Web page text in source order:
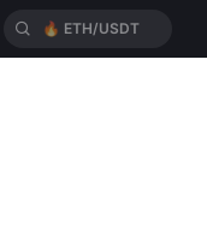
🔥 ETH/USDT